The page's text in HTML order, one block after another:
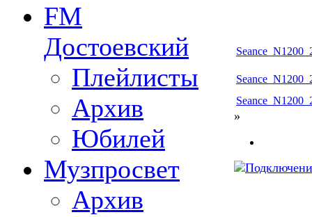
FM
Достоевский
Плейлисты
Архив
Юбилей
Музпросвет
Архив
»